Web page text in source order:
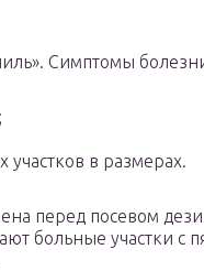
Симптомы
участков в размерах.
перед посевом
больные участки с